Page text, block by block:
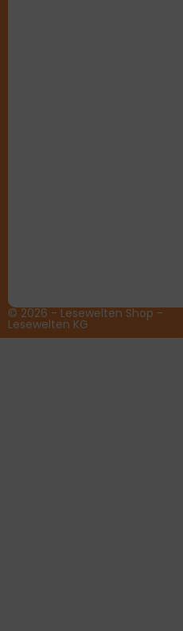
© 2026 - Lesewelten Shop -
Lesewelten KG